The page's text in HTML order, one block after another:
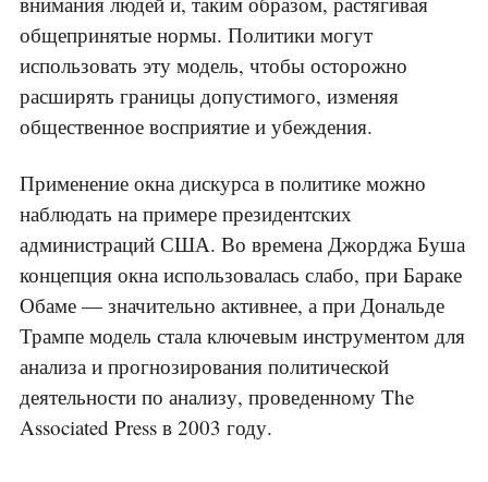
общепринятые нормы. Политики могут
использовать эту модель, чтобы осторожно
расширять границы допустимого, изменяя
общественное восприятие и убеждения.
Применение окна дискурса в политике можно
наблюдать на примере президентских
администраций США. Во времена Джорджа Буша
концепция окна использовалась слабо, при Бараке
Обаме — значительно активнее, а при Дональде
Трампе модель стала ключевым инструментом для
анализа и прогнозирования политической
деятельности по анализу, проведенному The
Associated Press в 2003 году.